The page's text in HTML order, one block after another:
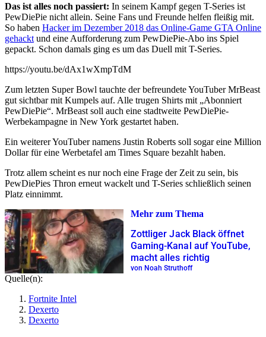
Das ist alles noch passiert: In seinem Kampf gegen T-Series ist
PewDiePie nicht allein. Seine Fans und Freunde helfen fleißig mit.
So haben Hacker im Dezember 2018 das Online-Game GTA Online
gehackt und eine Aufforderung zum PewDiePie-Abo ins Spiel
gepackt. Schon damals ging es um das Duell mit T-Series.
https://youtu.be/dAx1wXmpTdM
Zum letzten Super Bowl tauchte der befreundete YouTuber MrBeast
gut sichtbar mit Kumpels auf. Alle trugen Shirts mit „Abonniert
PewDiePie“. MrBeast soll auch eine stadtweite PewDiePie-
Werbekampagne in New York gestartet haben.
Ein weiterer YouTuber namens Justin Roberts soll sogar eine Million
Dollar für eine Werbetafel am Times Square bezahlt haben.
Trotz allem scheint es nur noch eine Frage der Zeit zu sein, bis
PewDiePies Thron erneut wackelt und T-Series schließlich seinen
Platz einnimmt.
Mehr zum Thema
Zottliger Jack Black öffnet
Gaming-Kanal auf YouTube,
macht alles richtig
von Noah Struthoff
Quelle(n):
Fortnite Intel
Dexerto
Dexerto